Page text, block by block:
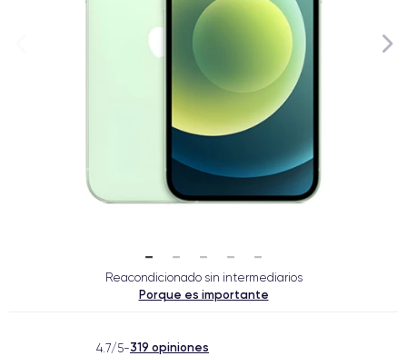
Reacondicionado sin intermediarios
Porque es importante
4.7/5-319 opiniones